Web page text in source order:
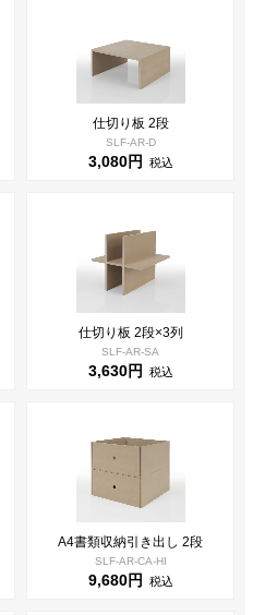
仕切り板 2段
SLF-AR-D
3,080円 税込
仕切り板 2段×3列
SLF-AR-SA
3,630円 税込
A4書類収納引き出し 2段
SLF-AR-CA-HI
9,680円 税込